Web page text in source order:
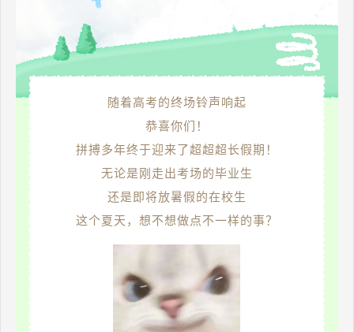
随着高考的终场铃声响起
恭喜你们！
拼搏多年终于迎来了超超超长假期！
无论是刚走出考场的毕业生
还是即将放暑假的在校生
这个夏天，想不想做点不一样的事？